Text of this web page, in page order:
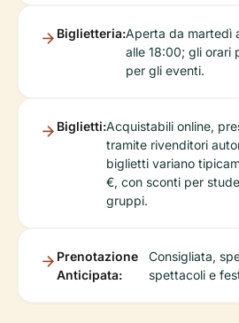
Biglietteria:Aperta da martedì
alle 18:00; gli orari
per gli eventi.
Biglietti:Acquistabili online,
tramite rivenditori
biglietti variano
€, con sconti per
gruppi.
Prenotazione
Anticipata:
Consigliata,
spettacoli e